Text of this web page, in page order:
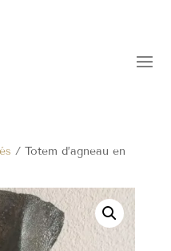
/ Totem d’agneau en